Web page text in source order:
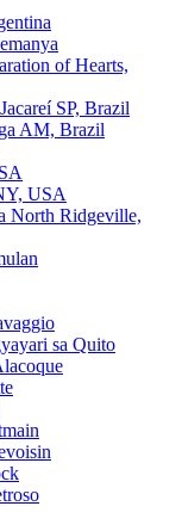
of Hearts,
SP, Brazil
AM, Brazil
USA
North Ridgeville,
sa Quito